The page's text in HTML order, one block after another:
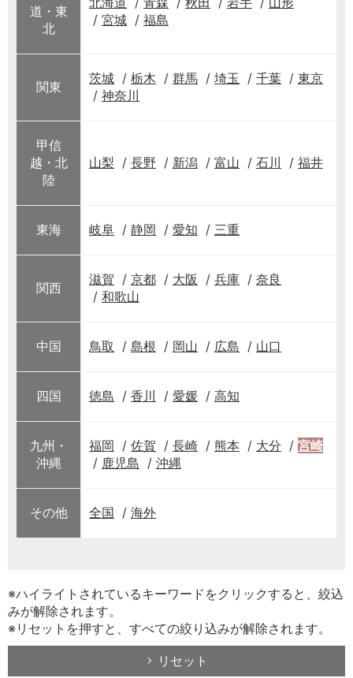
道・東
北
宮城
福島
関東
茨城 栃木 群馬 埼玉 千葉
東京
神奈川
甲信
越・北
陸
山梨 長野 新潟 富山 石川 福井
東海 岐阜 静岡 愛知 三重
関西
滋賀 京都 大阪 兵庫
奈良
和歌山
中国 鳥取 島根 岡山 広島 山口
四国 徳島 香川 愛媛 高知
九州・
沖縄
福岡 佐賀 長崎 熊本 大分
宮崎
鹿児島
沖縄
その他 全国 海外
※ハイライトされているキーワードをクリックすると、絞込
みが解除されます。
※リセットを押すと、すべての絞り込みが解除されます。
リセット